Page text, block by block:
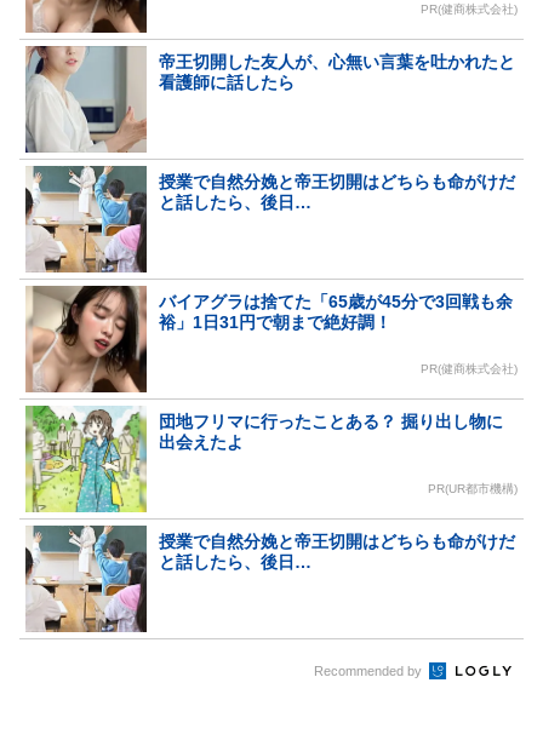
PR(健商株式会社)
帝王切開した友人が、心無い言葉を吐かれたと
看護師に話したら
授業で自然分娩と帝王切開はどちらも命がけだ
と話したら、後日…
バイアグラは捨てた「65歳が45分で3回戦も余
裕」1日31円で朝まで絶好調！
PR(健商株式会社)
団地フリマに行ったことある？ 掘り出し物に
出会えたよ
PR(UR都市機構)
授業で自然分娩と帝王切開はどちらも命がけだ
と話したら、後日…
Recommended by